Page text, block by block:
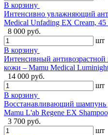
В корзину
Интенсивно увлажняющий
Medical Unfading EX Cream, 45
8 000 руб.
шт
В корзину
Интенсивный антивозрастной
кожи – Mamu Medical
14 000 руб.
шт
В корзину
Восстанавливающий шампунь
Mamu L'ab Regene EX
3 700 руб.
шт